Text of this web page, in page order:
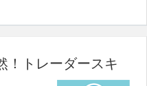
！トレーダースキ